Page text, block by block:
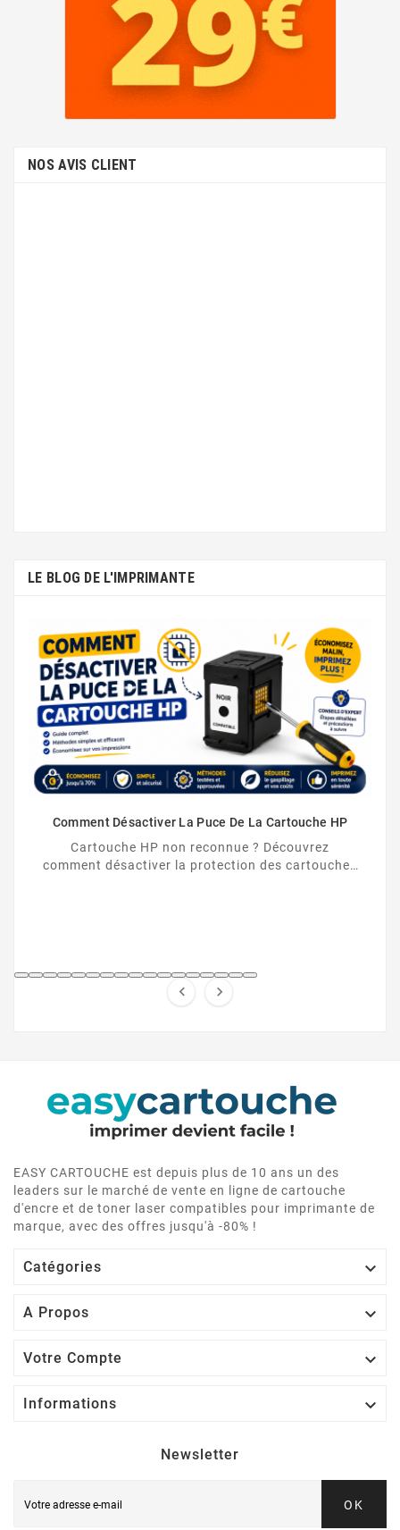
NOS AVIS CLIENT
LE BLOG DE L'IMPRIMANTE
Comment Désactiver La Puce De La Cartouche HP
Cartouche HP non reconnue ? Découvrez
comment désactiver la protection des cartouches
 
EASY CARTOUCHE est depuis plus de 10 ans un des
leaders sur le marché de vente en ligne de cartouche
d'encre et de toner laser compatibles pour imprimante de
marque, avec des offres jusqu'à -80% !
Catégories 
A Propos 
Votre Compte 
Informations 
Newsletter
OK